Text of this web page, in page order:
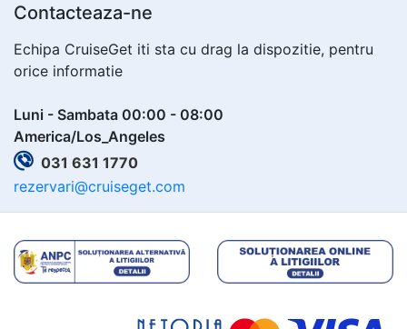
Contacteaza-ne
Echipa CruiseGet iti sta cu drag la dispozitie, pentru
orice informatie
Luni - Sambata 00:00 - 08:00
America/Los_Angeles
031 631 1770
rezervari@cruiseget.com